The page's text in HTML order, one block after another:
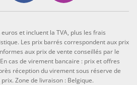
et incluent la TVA, plus les frais
Les prix barrés correspondent aux prix
aux prix de vente conseillés par le
cas de virement bancaire : prix et offres
réception du virement sous réserve de
Zone de livraison : Belgique.